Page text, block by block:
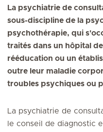
La psychiatrie de
sous-discipline de la
psychothérapie, qui
traités dans un hôpital
rééducation ou un
outre leur maladie
troubles psychiques ou
La psychiatrie de
le conseil de diagnostic